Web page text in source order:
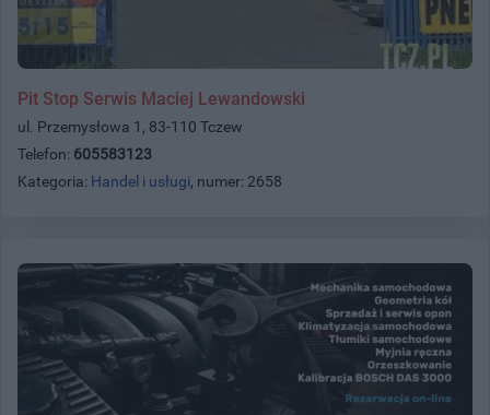
Pit Stop Serwis Maciej Lewandowski
ul. Przemysłowa 1, 83-110 Tczew
Telefon: 605583123
Kategoria: Handel i usługi, numer: 2658